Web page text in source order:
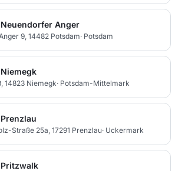
Anger
9, 14482 Potsdam· Potsdam
14823 Niemegk· Potsdam-Mittelmark
Straße 25a, 17291 Prenzlau· Uckermark